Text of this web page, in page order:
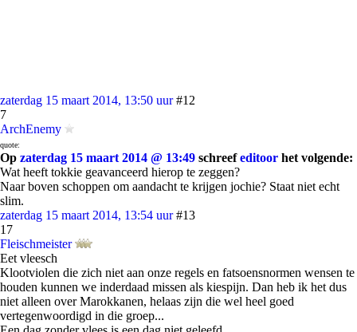
zaterdag 15 maart 2014, 13:50 uur #12
7
ArchEnemy
quote:
Op zaterdag 15 maart 2014 @ 13:49 schreefeditoor het volgende:
Wat heeft tokkie geavanceerd hierop te zeggen?
Naar boven schoppen om aandacht te krijgen jochie? Staat niet echt
slim.
zaterdag 15 maart 2014, 13:54 uur #13
17
Fleischmeister
Eet vleesch
Klootviolen die zich niet aan onze regels en fatsoensnormen wensen te
houden kunnen we inderdaad missen als kiespijn. Dan heb ik het dus
niet alleen over Marokkanen, helaas zijn die wel heel goed
vertegenwoordigd in die groep...